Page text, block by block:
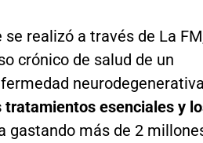
realizó a través de La
crónico de salud de un
tratamientos esenciales y
gastando más de 2